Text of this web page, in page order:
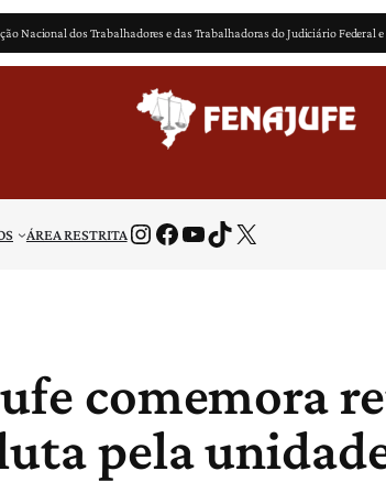
Nacional dos Trabalhadores e das Trabalhadoras do Judiciário Federal
ÁREA RESTRITAInstagram Facebook Youtube TikTok X
comemora
pela